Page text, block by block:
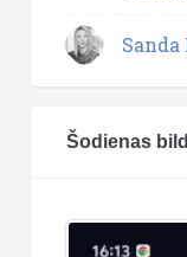
Šodienas